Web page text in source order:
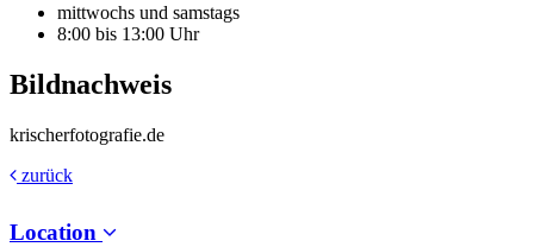
mittwochs und samstags
8:00 bis 13:00 Uhr
Bildnachweis
krischerfotografie.de
zurück
Location